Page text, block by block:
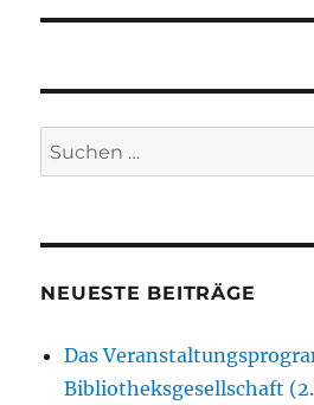
Suchen
nach:
NEUESTE BEITRÄGE
Das
Bibliotheksgesellschaft